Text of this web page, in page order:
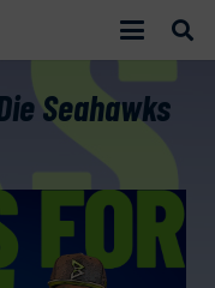
Seahawks